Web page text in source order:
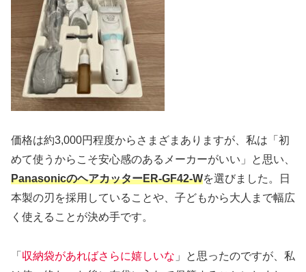
価格は約3,000円程度からさまざまありますが、私は「初
めて使うからこそ安心感のあるメーカーがいい」と思い、
PanasonicのヘアカッターER-GF42-Wを選びました。日
本製の刃を採用していることや、子どもから大人まで幅広
く使えることが決め手です。
「 収納袋があればさらに嬉しいな 」と思ったのですが、私